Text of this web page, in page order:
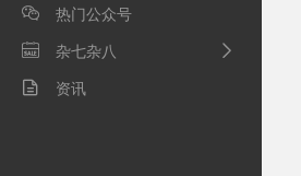
 热门公众号
 杂七杂八
 资讯